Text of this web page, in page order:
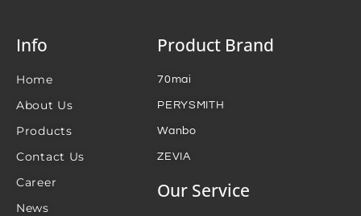
Info
Home
About Us
Products
Contact Us
Career
News
Product Brand
70mai
PERYSMITH
Wanbo
ZEVIA
Our Service